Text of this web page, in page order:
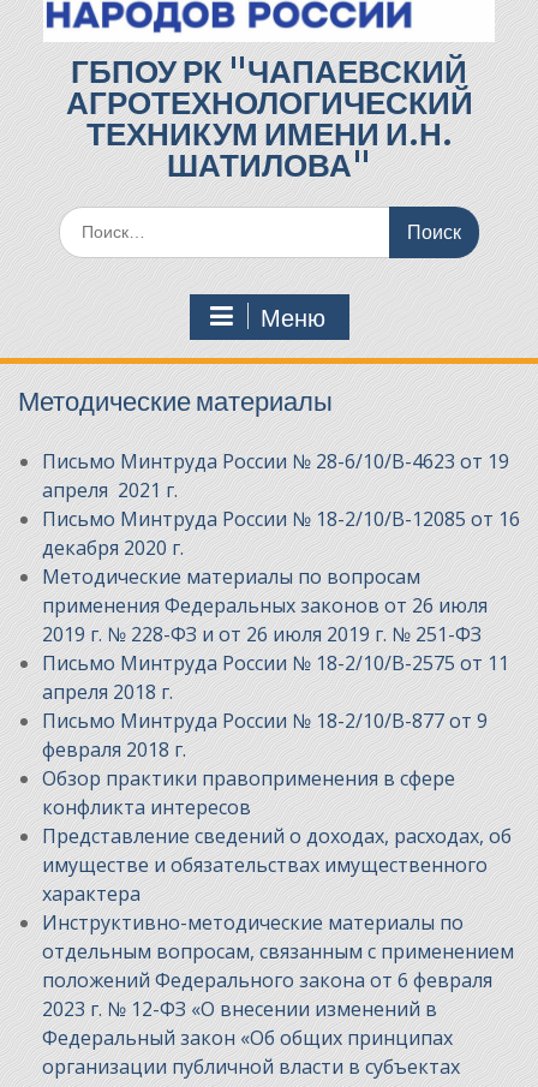
ГБПОУ РК "ЧАПАЕВСКИЙ
АГРОТЕХНОЛОГИЧЕСКИЙ
ТЕХНИКУМ ИМЕНИ И.Н.
ШАТИЛОВА"
Поиск
по:
Меню
Методические материалы
Письмо Минтруда России № 28-6/10/В-4623 от 19
апреля 2021 г.
Письмо Минтруда России № 18-2/10/В-12085 от 16
декабря 2020 г.
Методические материалы по вопросам
применения Федеральных законов от 26 июля
2019 г. № 228-ФЗ и от 26 июля 2019 г. № 251-ФЗ
Письмо Минтруда России № 18-2/10/В-2575 от 11
апреля 2018 г.
Письмо Минтруда России № 18-2/10/В-877 от 9
февраля 2018 г.
Обзор практики правоприменения в сфере
конфликта интересов
Представление сведений о доходах, расходах, об
имуществе и обязательствах имущественного
характера
Инструктивно-методические материалы по
отдельным вопросам, связанным с применением
положений Федерального закона от 6 февраля
2023 г. № 12-ФЗ «О внесении изменений в
Федеральный закон «Об общих принципах
организации публичной власти в субъектах